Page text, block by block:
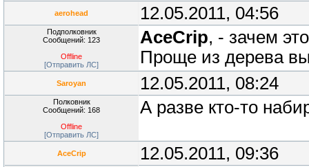
aerohead 12.05.2011, 04:56
Подполковник
Сообщений: 123
Offline
[Отправить ЛС]
AceCrip, - зачем
Проще из дерева
Saroyan 12.05.2011, 08:24
Полковник
Сообщений: 168
Offline
[Отправить ЛС]
А разве кто-то
AceCrip 12.05.2011, 09:36